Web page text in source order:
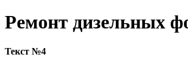
Ремонт дизельных
Текст №4